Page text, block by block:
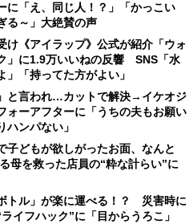
に「え、同じ人！？」「かっこい
る～」大絶賛の声
け《アイラップ》公式が紹介「ウォ
」に1.9万いいねの反響 SNS「水
」「持ってた方がよい」
と言われ…カットで解決→イケオジ
ーアフターに「うちの夫もお願い
ハンパない」
子どもが欲しがったお面、なんと
を救った店員の“粋な計らい”に
トル」が楽に運べる！？ 災害時に
イフハック”に「目からうろこ」